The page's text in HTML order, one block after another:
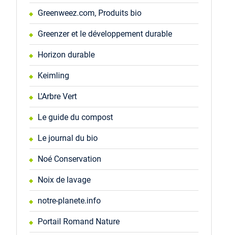
Greenweez.com, Produits bio
Greenzer et le développement durable
Horizon durable
Keimling
L'Arbre Vert
Le guide du compost
Le journal du bio
Noé Conservation
Noix de lavage
notre-planete.info
Portail Romand Nature